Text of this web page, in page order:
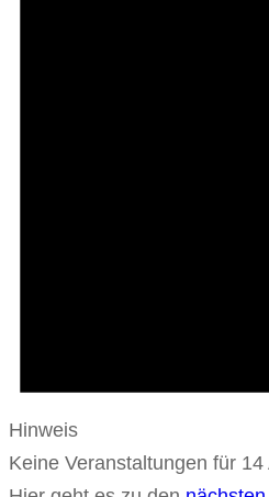
Hinweis
Keine Veranstaltungen für